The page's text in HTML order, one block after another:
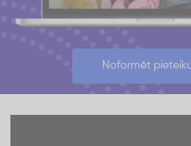
Noformēt